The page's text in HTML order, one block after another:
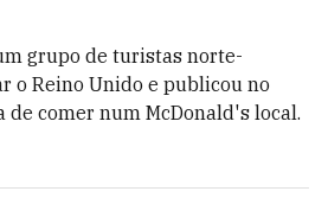
grupo de turistas norte-
o Reino Unido e publicou no
comer num McDonald's local.